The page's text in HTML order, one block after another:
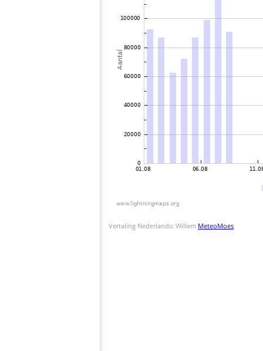
Vertaling Nederlands: Willem MeteoMoes